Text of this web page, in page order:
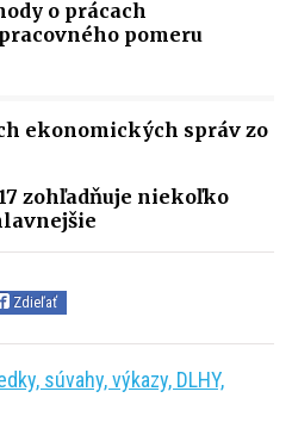
o prácach
pomeru
ekonomických správ zo
zohľadňuje niekoľko
Zdieľať
súvahy, výkazy, DLHY,